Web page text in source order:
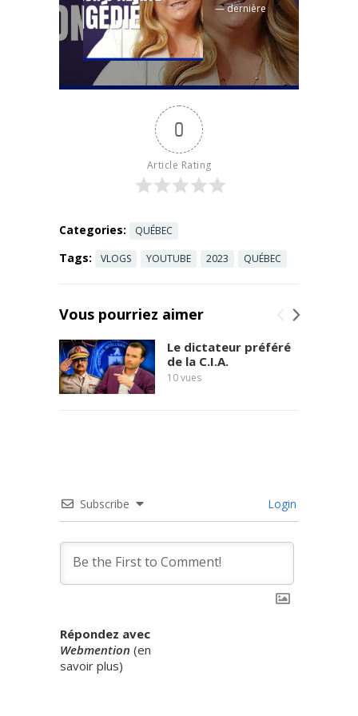
après 29 ...
Read more
— dernière
période de
questions de
la 43e
législature.
La filière
0
Article Rating
Categories: QUÉBEC
Tags: VLOGS YOUTUBE 2023 QUÉBEC
Vous pourriez aimer
Le dictateur préféré
de la C.I.A.
10vues
Subscribe Login
Répondez avec
Webmention (en
savoir plus)